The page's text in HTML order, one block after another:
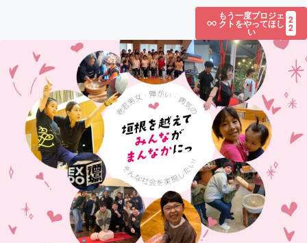
もう一度プロジェ
クトをやってほし
い
2
2